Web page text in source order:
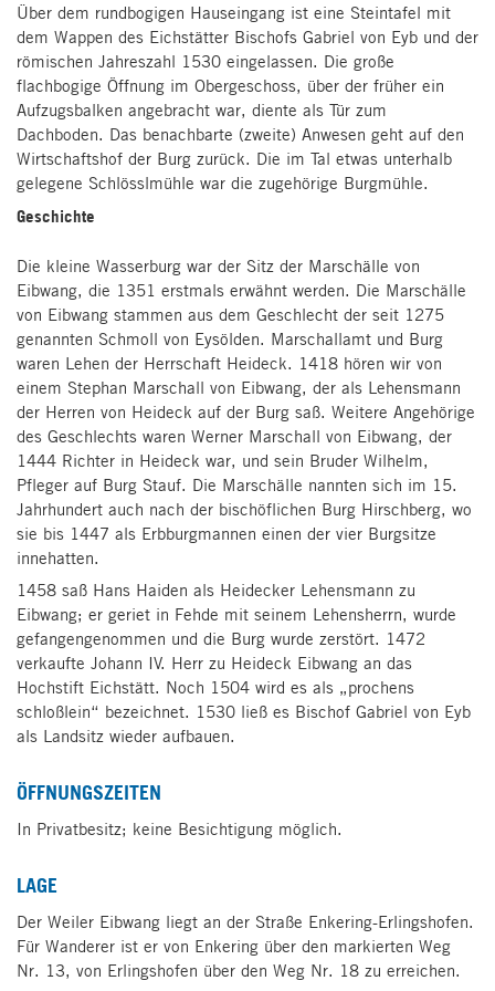
Über dem rundbogigen Hauseingang ist eine Steintafel mit
dem Wappen des Eichstätter Bischofs Gabriel von Eyb und der
römischen Jahreszahl 1530 eingelassen. Die große
flachbogige Öffnung im Obergeschoss, über der früher ein
Aufzugsbalken angebracht war, diente als Tür zum
Dachboden. Das benachbarte (zweite) Anwesen geht auf den
Wirtschaftshof der Burg zurück. Die im Tal etwas unterhalb
gelegene Schlösslmühle war die zugehörige Burgmühle.
Geschichte
Die kleine Wasserburg war der Sitz der Marschälle von
Eibwang, die 1351 erstmals erwähnt werden. Die Marschälle
von Eibwang stammen aus dem Geschlecht der seit 1275
genannten Schmoll von Eysölden. Marschallamt und Burg
waren Lehen der Herrschaft Heideck. 1418 hören wir von
einem Stephan Marschall von Eibwang, der als Lehensmann
der Herren von Heideck auf der Burg saß. Weitere Angehörige
des Geschlechts waren Werner Marschall von Eibwang, der
1444 Richter in Heideck war, und sein Bruder Wilhelm,
Pfleger auf Burg Stauf. Die Marschälle nannten sich im 15.
Jahrhundert auch nach der bischöflichen Burg Hirschberg, wo
sie bis 1447 als Erbburgmannen einen der vier Burgsitze
innehatten.
1458 saß Hans Haiden als Heidecker Lehensmann zu
Eibwang; er geriet in Fehde mit seinem Lehensherrn, wurde
gefangengenommen und die Burg wurde zerstört. 1472
verkaufte Johann IV. Herr zu Heideck Eibwang an das
Hochstift Eichstätt. Noch 1504 wird es als „prochens
schloßlein“ bezeichnet. 1530 ließ es Bischof Gabriel von Eyb
als Landsitz wieder aufbauen.
ÖFFNUNGSZEITEN
In Privatbesitz; keine Besichtigung möglich.
LAGE
Der Weiler Eibwang liegt an der Straße Enkering-Erlingshofen.
Für Wanderer ist er von Enkering über den markierten Weg
Nr. 13, von Erlingshofen über den Weg Nr. 18 zu erreichen.